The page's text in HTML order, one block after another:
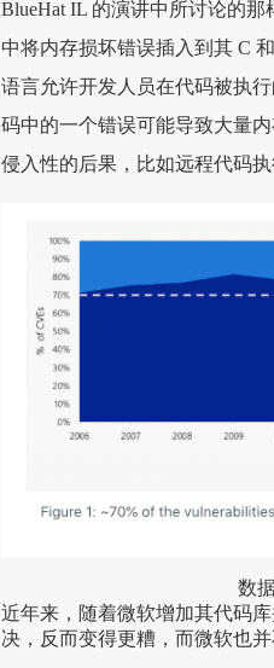
BlueHat IL 的演讲中所讨论的
中将内存损坏错误插入到其 C
语言允许开发人员在代码被执
码中的一个错误可能导致大量
侵入性的后果，比如远程代码执
数
近年来，随着微软增加其代码
决，反而变得更糟，而微软也